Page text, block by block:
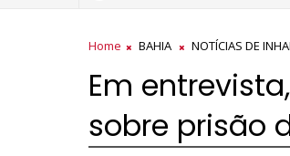
Home BAHIA NOTÍCIAS DE
Em
sobre prisão